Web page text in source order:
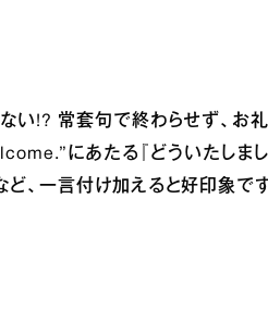
い!? 常套句で終わらせず、お
にあたる『どういたしま
ど、一言付け加えると好印象です